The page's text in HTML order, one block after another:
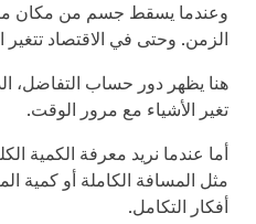
وعندما يسقط جسم من مكان
الزمن. وحتى في الاقتصاد تتغير
هنا يظهر دور حساب التفاضل،
تغير الأشياء مع مرور الوقت.
أما عندما نريد معرفة الكمية
مثل المسافة الكاملة أو كمية
أفكار التكامل.